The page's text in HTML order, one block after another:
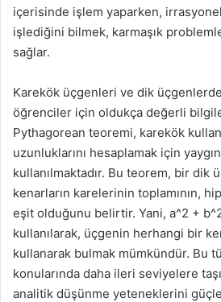
içerisinde işlem yaparken, irrasyonel
işlediğini bilmek, karmaşık
sağlar.
Karekök üçgenleri ve dik
öğrenciler için oldukça değerli
Pythagorean teoremi, karekök
uzunluklarını hesaplamak için
kullanılmaktadır. Bu teorem, bir dik
kenarların karelerinin toplamının,
eşit olduğunu belirtir. Yani, a^2 +
kullanılarak, üçgenin herhangi bir
kullanarak bulmak mümkündür. Bu
konularında daha ileri seviyelere
analitik düşünme yeteneklerini